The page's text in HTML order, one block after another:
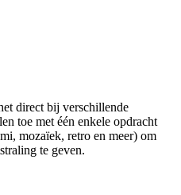
direct bij verschillende
toe met één enkele opdracht
mozaïek, retro en meer) om
te geven.